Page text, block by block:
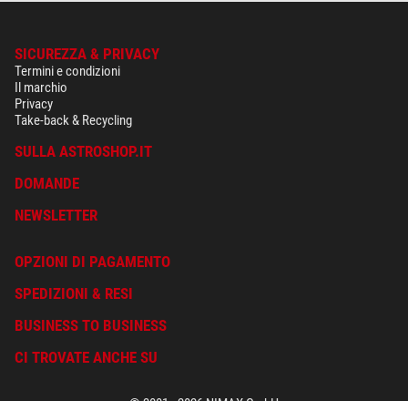
SICUREZZA & PRIVACY
Termini e condizioni
Il marchio
Privacy
Take-back & Recycling
SULLA ASTROSHOP.IT
DOMANDE
NEWSLETTER
OPZIONI DI PAGAMENTO
SPEDIZIONI & RESI
BUSINESS TO BUSINESS
CI TROVATE ANCHE SU